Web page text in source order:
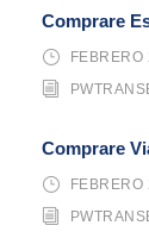
Comprare
Comprare